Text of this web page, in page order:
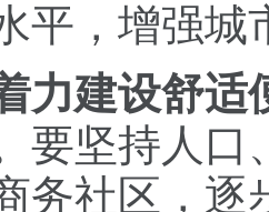
平，增强城
力建设舒适
要坚持人
务社区，